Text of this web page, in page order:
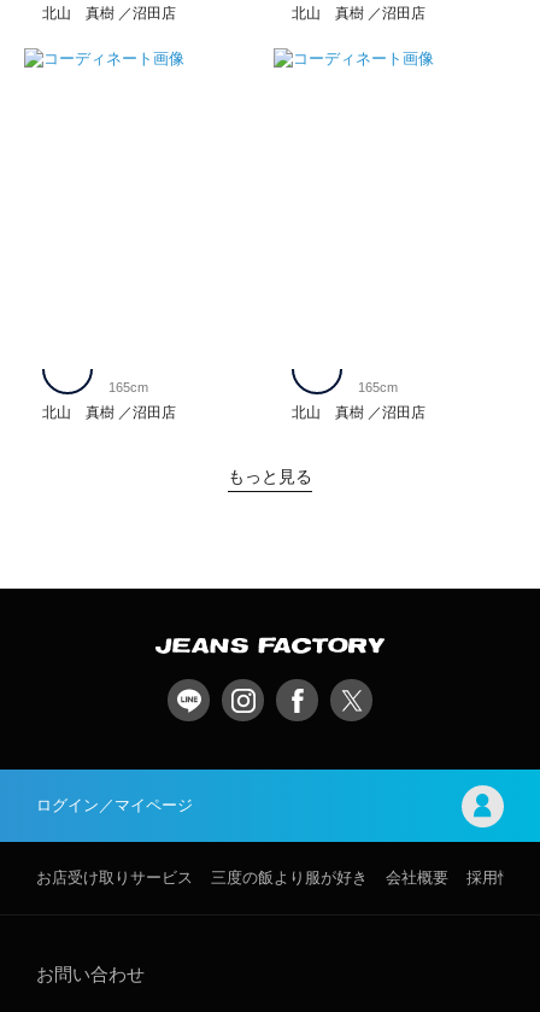
北山 真樹 沼田店 北山 真樹 沼田店
北山 真樹 沼田店
165cm
北山 真樹 沼田店
165cm
もっと見る
ログイン／マイページ
お店受け取りサービス 三度の飯より服が好き 会社概要 採用情報
お問い合わせ